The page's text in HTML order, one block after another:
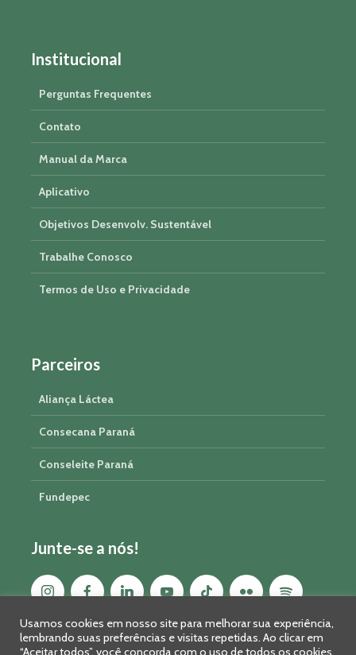
Institucional
Perguntas Frequentes
Contato
Manual da Marca
Aplicativo
Objetivos Desenvolv. Sustentável
Trabalhe Conosco
Termos de Uso e Privacidade
Parceiros
Aliança Láctea
Consecana Paraná
Conseleite Paraná
Fundepec
Junte-se a nós!
Usamos cookies em nosso site para melhorar sua experiência,
lembrando suas preferências e visitas repetidas. Ao clicar em
“Aceitar todos”, você concorda com o uso de todos os cookies.